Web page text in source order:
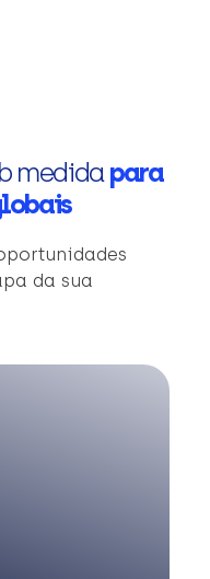
medidapara
da sua